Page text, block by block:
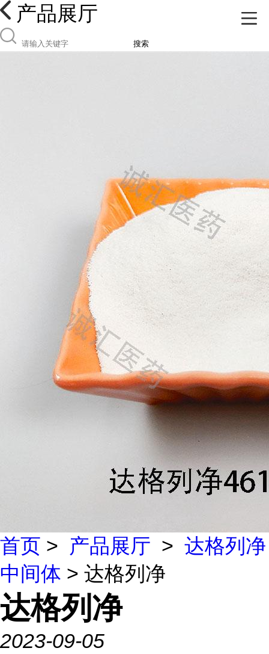
产品展厅
搜索
首页 > 产品展厅 > 达格列净
中间体 > 达格列净
达格列净
2023-09-05